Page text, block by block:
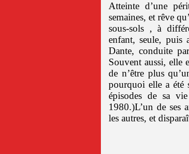
Atteinte d’une
semaines, et rêve
sous-sols , à
enfant, seule, puis
Dante, conduite
Souvent aussi, elle
de n’être plus
pourquoi elle a été
épisodes de sa
1980.)L’un de ses
les autres, et